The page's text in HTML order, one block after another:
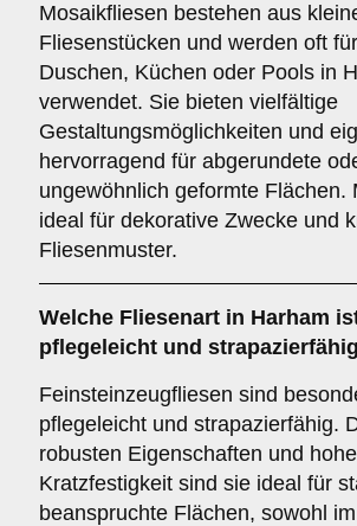
Mosaikfliesen bestehen aus
Fliesenstücken und werden oft
Duschen, Küchen oder Pools in
verwendet. Sie bieten vielfältige
Gestaltungsmöglichkeiten und
hervorragend für abgerundete
ungewöhnlich geformte Flächen.
ideal für dekorative Zwecke und
Fliesenmuster.
Welche Fliesenart in Harham
pflegeleicht und
Feinsteinzeugfliesen sind
pflegeleicht und strapazierfähig.
robusten Eigenschaften und
Kratzfestigkeit sind sie ideal für
beanspruchte Flächen, sowohl